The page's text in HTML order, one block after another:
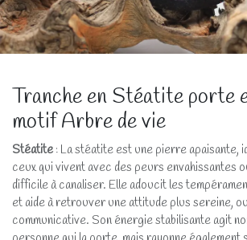
Tranche en Stéatite porte
motif Arbre de vie
Stéatite : La stéatite est une pierre apaisante,
ceux qui vivent avec des peurs envahissantes
difficile à canaliser. Elle adoucit les
et aide à retrouver une attitude plus sereine,
communicative. Son énergie stabilisante agit